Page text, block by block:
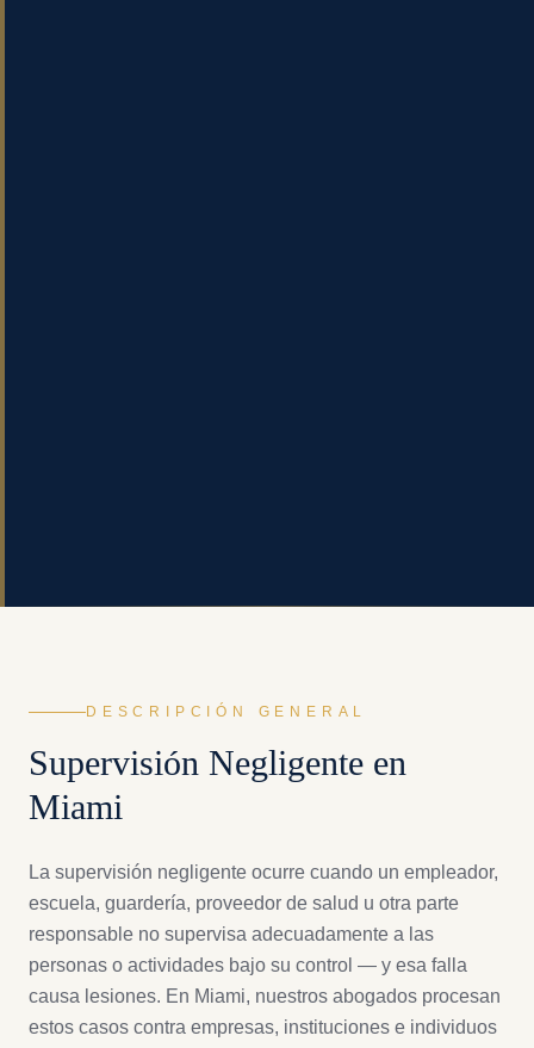
DESCRIPCIÓN GENERAL
Supervisión Negligente en
Miami
La supervisión negligente ocurre cuando un empleador,
escuela, guardería, proveedor de salud u otra parte
responsable no supervisa adecuadamente a las
personas o actividades bajo su control — y esa falla
causa lesiones. En Miami, nuestros abogados procesan
estos casos contra empresas, instituciones e individuos